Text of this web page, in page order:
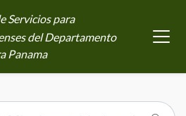
Servicios para
del Departamento
Panama